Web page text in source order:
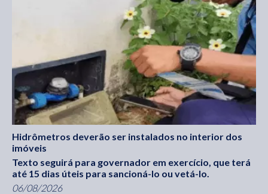
Hidrômetros deverão ser instalados no interior dos
imóveis
Texto seguirá para governador em exercício, que terá
até 15 dias úteis para sancioná-lo ou vetá-lo.
06/08/2026